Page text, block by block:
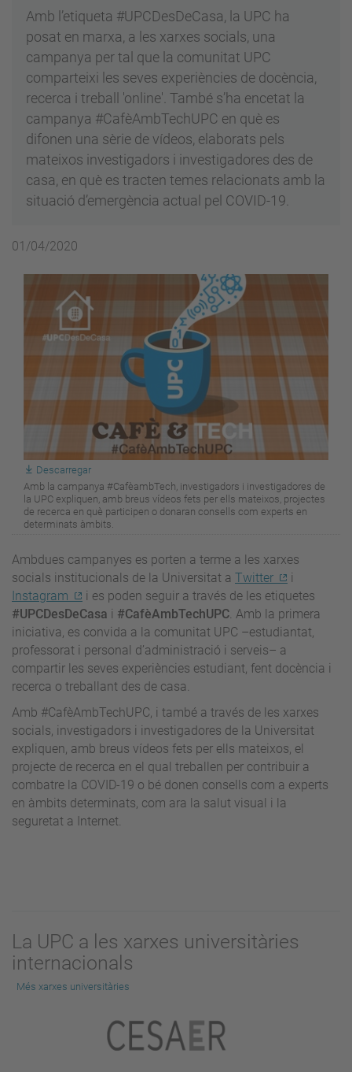
Amb l’etiqueta #UPCDesDeCasa, la UPC ha
posat en marxa, a les xarxes socials, una
campanya per tal que la comunitat UPC
comparteixi les seves experiències de docència,
recerca i treball 'online'. També s’ha encetat la
campanya #CafèAmbTechUPC en què es
difonen una sèrie de vídeos, elaborats pels
mateixos investigadors i investigadores des de
casa, en què es tracten temes relacionats amb la
situació d’emergència actual pel COVID-19.
01/04/2020
Descarregar
Amb la campanya #CafèambTech, investigadors i investigadores de
la UPC expliquen, amb breus vídeos fets per ells mateixos, projectes
de recerca en què participen o donaran consells com experts en
determinats àmbits.
Ambdues campanyes es porten a terme a les xarxes
socials institucionals de la Universitat a Twitter
i
Instagram
i es poden seguir a través de les etiquetes
#UPCDesDeCasa i #CafèAmbTechUPC. Amb la primera
iniciativa, es convida a la comunitat UPC –estudiantat,
professorat i personal d’administració i serveis– a
compartir les seves experiències estudiant, fent docència i
recerca o treballant des de casa.
Amb #CafèAmbTechUPC, i també a través de les xarxes
socials, investigadors i investigadores de la Universitat
expliquen, amb breus vídeos fets per ells mateixos, el
projecte de recerca en el qual treballen per contribuir a
combatre la COVID-19 o bé donen consells com a experts
en àmbits determinats, com ara la salut visual i la
seguretat a Internet.
La UPC a les xarxes universitàries
internacionals
Més xarxes universitàries